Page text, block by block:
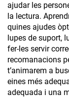
ajudar les
la lectura.
quines ajudes
lupes de suport,
fer-les servir
recomanacions
t’animarem a
eines més
adequada i una